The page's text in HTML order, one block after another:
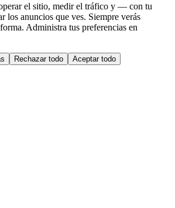
el sitio, medir el tráfico y — con tu
los anuncios que ves. Siempre verás
Administra tus preferencias en
Rechazar todo Aceptar todo